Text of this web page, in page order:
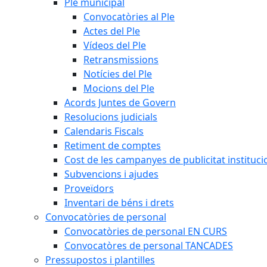
Convocatòries al Ple
Actes del Ple
Vídeos del Ple
Retransmissions
Notícies del Ple
Mocions del Ple
Acords Juntes de Govern
Resolucions judicials
Calendaris Fiscals
Retiment de comptes
Cost de les campanyes de publicitat
Subvencions i ajudes
Proveïdors
Inventari de béns i drets
Convocatòries de personal
Convocatòries de personal EN CURS
Convocatòres de personal TANCADES
Pressupostos i plantilles